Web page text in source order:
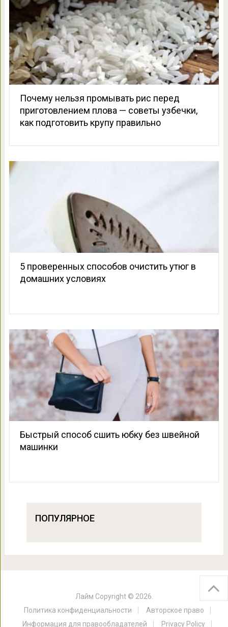
Почему нельзя промывать рис перед
приготовлением плова — советы узбечки,
как подготовить крупу правильно
5 проверенных способов очистить утюг в
домашних условиях
Быстрый способ сшить юбку без швейной
машинки
ПОПУЛЯРНОЕ
Лайм Copyright © 2026.
Политика конфиденциальности
Авторское право
Информация для правообладателей
Privacy Policy